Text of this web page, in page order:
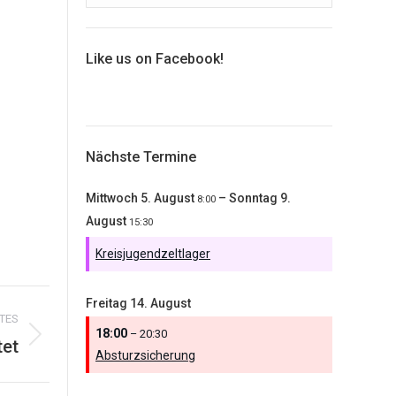
Like us on Facebook!
Nächste Termine
Mittwoch 5. August 8:00 – Sonntag 9.
August 15:30
Kreisjugendzeltlager
Freitag 14. August
18:00 – 20:30
Absturzsicherung